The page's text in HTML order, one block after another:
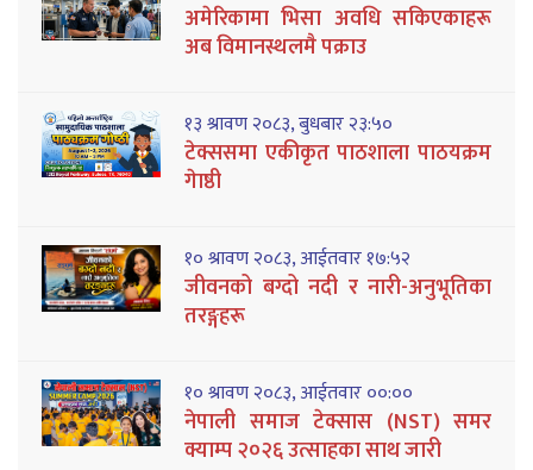
अमेरिकामा भिसा अवधि सकिएकाहरू
अब विमानस्थलमै पक्राउ
१३ श्रावण २०८३, बुधबार २३:५०
टेक्ससमा एकीकृत पाठशाला पाठयक्रम
गेाष्ठी
१० श्रावण २०८३, आईतवार १७:५२
जीवनको बग्दो नदी र नारी-अनुभूतिका
तरङ्गहरू
१० श्रावण २०८३, आईतवार ००:००
नेपाली समाज टेक्सास (NST) समर
क्याम्प २०२६ उत्साहका साथ जारी